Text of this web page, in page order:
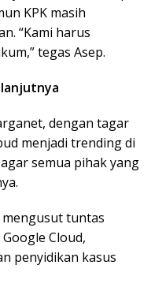
KPK masih
“Kami harus
tegas Asep.
dengan tagar
menjadi trending di
semua pihak yang
mengusut tuntas
Cloud,
penyidikan kasus